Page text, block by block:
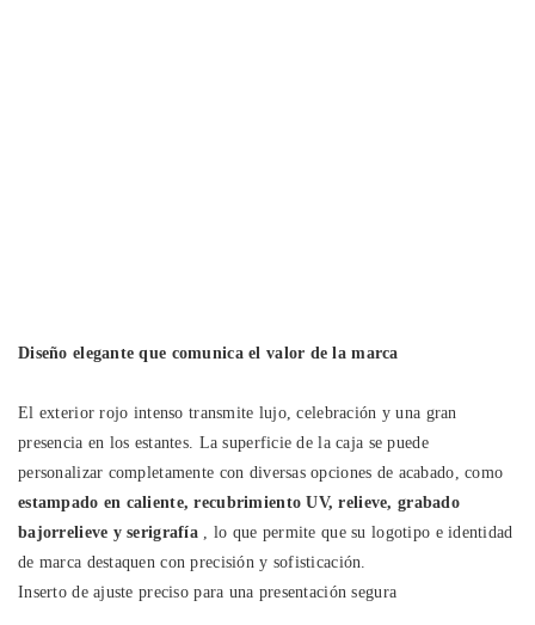
Diseño elegante que comunica el valor de la marca
El exterior rojo intenso transmite lujo, celebración y una gran
presencia en los estantes. La superficie de la caja se puede
personalizar completamente con diversas opciones de acabado, como
estampado en caliente, recubrimiento UV, relieve, grabado
bajorrelieve y serigrafía , lo que permite que su logotipo e identidad
de marca destaquen con precisión y sofisticación.
Inserto de ajuste preciso para una presentación segura